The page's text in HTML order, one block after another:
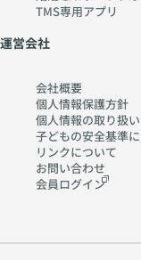
TMS専用アプリ
運営会社
会社概要
個人情報保護方針
個人情報の取り扱
子どもの安全基準
リンクについて
お問い合わせ
会員ログイン